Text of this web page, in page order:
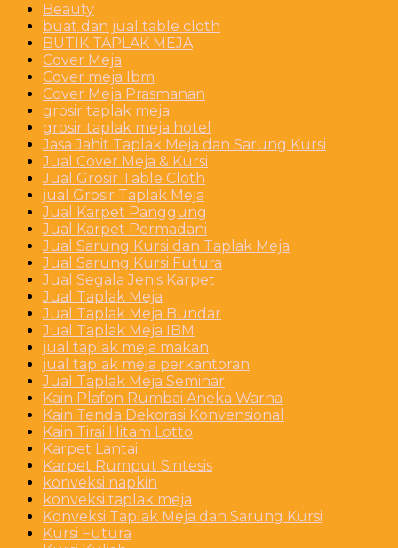
Beauty
buat dan jual table cloth
BUTIK TAPLAK MEJA
Cover Meja
Cover meja Ibm
Cover Meja Prasmanan
grosir taplak meja
grosir taplak meja hotel
Jasa Jahit Taplak Meja dan Sarung Kursi
Jual Cover Meja & Kursi
Jual Grosir Table Cloth
jual Grosir Taplak Meja
Jual Karpet Panggung
Jual Karpet Permadani
Jual Sarung Kursi dan Taplak Meja
Jual Sarung Kursi Futura
Jual Segala Jenis Karpet
Jual Taplak Meja
Jual Taplak Meja Bundar
Jual Taplak Meja IBM
jual taplak meja makan
jual taplak meja perkantoran
Jual Taplak Meja Seminar
Kain Plafon Rumbai Aneka Warna
Kain Tenda Dekorasi Konvensional
Kain Tirai Hitam Lotto
Karpet Lantai
Karpet Rumput Sintesis
konveksi napkin
konveksi taplak meja
Konveksi Taplak Meja dan Sarung Kursi
Kursi Futura